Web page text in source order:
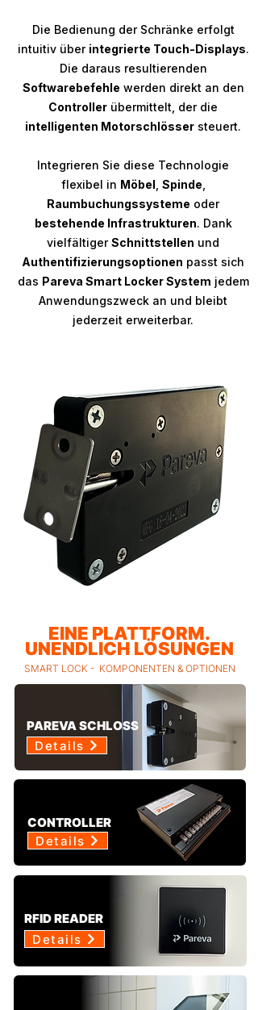
Die Bedienung der Schränke erfolgt
intuitiv über integrierte Touch-Displays.
Die daraus resultierenden
Softwarebefehle werden direkt an den
Controller übermittelt, der die
intelligenten Motorschlösser steuert.
Integrieren Sie diese Technologie
flexibel in Möbel Spinde
Raumbuchungssysteme oder
bestehende Infrastrukturen. Dank
vielfältigerSchnittstellen und
Authentifizierungsoptionen passt sich
das Pareva Smart Locker System jedem
Anwendungszweck an und bleibt
jederzeit erweiterbar.
EINE PLATTFORM.
UNENDLICH LÖSUNGEN
SMART LOCK - KOMPONENTEN & OPTIONEN
Details
PAREVA SCHLOSS
CONTROLLER
Details
Details
RFID READER